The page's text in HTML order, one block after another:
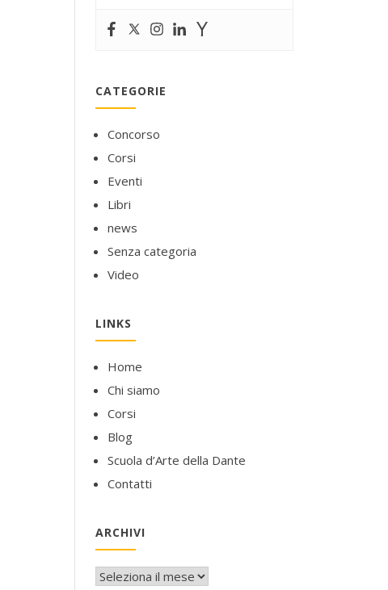
CATEGORIE
Concorso
Corsi
Eventi
Libri
news
Senza categoria
Video
LINKS
Home
Chi siamo
Corsi
Blog
Scuola d’Arte della Dante
Contatti
ARCHIVI
Archivi